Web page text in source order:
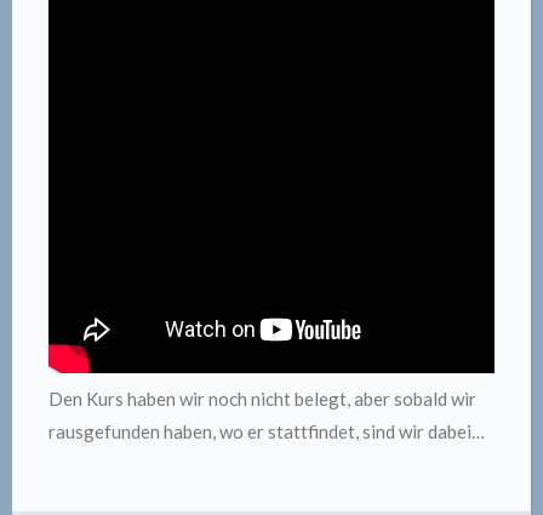
Den Kurs haben wir noch nicht belegt, aber sobald wir
rausgefunden haben, wo er stattfindet, sind wir dabei…